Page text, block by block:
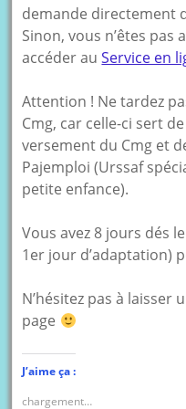
demande directement
Sinon, vous n’êtes pas
accéder auService en
Attention ! Ne tardez
Cmg, car celle-ci sert
versement du Cmg et
Pajemploi (Urssaf
petite enfance).
Vous avez 8 jours dés
1er jour d’adaptation)
N’hésitez pas à laisser
page
J’aime ça :
chargement…